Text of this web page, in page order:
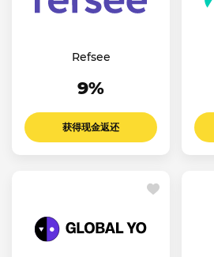
Refsee
9%
获得现金返还